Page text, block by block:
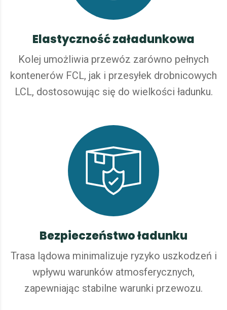
Elastyczność załadunkowa
Kolej umożliwia przewóz zarówno pełnych
kontenerów FCL, jak i przesyłek drobnicowych
LCL, dostosowując się do wielkości ładunku.
Bezpieczeństwo ładunku
Trasa lądowa minimalizuje ryzyko uszkodzeń i
wpływu warunków atmosferycznych,
zapewniając stabilne warunki przewozu.